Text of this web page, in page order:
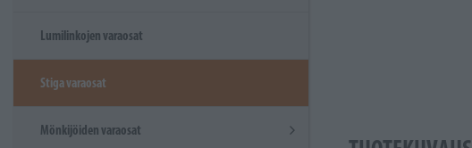
Lumilinkojen varaosat
Stiga varaosat
Mönkijöiden varaosat